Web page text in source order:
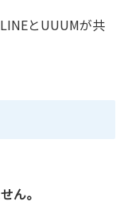
とUUUMが共
ん。